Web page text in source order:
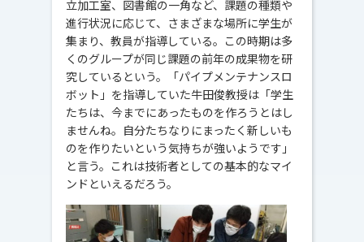
立加工室、図書館の一角など、課題の種類や
進行状況に応じて、さまざまな場所に学生が
集まり、教員が指導している。この時期は多
くのグループが同じ課題の前年の成果物を研
究しているという。「パイプメンテナンスロ
ボット」を指導していた牛田俊教授は「学生
たちは、今までにあったものを作ろうとはし
ませんね。自分たちなりにまったく新しいも
のを作りたいという気持ちが強いようです」
と言う。これは技術者としての基本的なマイ
ンドといえるだろう。